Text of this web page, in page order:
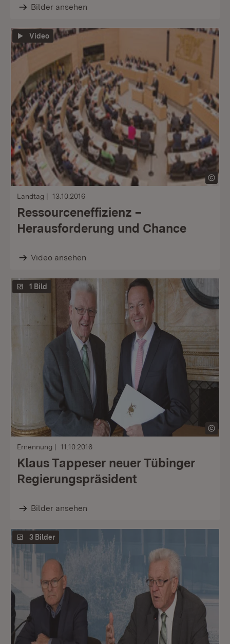
Bilder ansehen
Video
Landtag 13.10.2016
Ressourceneffizienz –
Herausforderung und Chance
Video ansehen
1 Bild
Ernennung 11.10.2016
Klaus Tappeser neuer Tübinger
Regierungspräsident
Bilder ansehen
3 Bilder